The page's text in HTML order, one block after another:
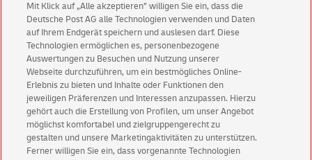
Umschläge möglich und dürfen bis zum Format DIN B4
groß sein. Höhe des Briefumschlages darf jedoch 2 cm
nicht überschreiten.
Mit demMaxibrief versenden Sie die Briefe bis 1.000
g. Hier gelten gleiche Briefumschlagbestimmungen
wie beim Großbrief. Maximale Höhe des
Briefumschlages darf 5 cm betragen.
Falls Sie jedoch noch ältere Briefmarke haben, deren
Wert den heutigen Frankierbestimmungen nicht
Abonnieren Sie unseren Newsletter
Immer informiert über exklusive Angebote und
Aktionen - jetzt mit Vorteil
Privatkundensichern sich einen5 € Gutschein
für POSTSCAN!
Geschäftskundenerhalten einen5 € Gutschein
für Briefmarke individuell!
Mit Klick auf „Alle akzeptieren” willigen Sie ein, dass die
Deutsche Post AG alle Technologien verwenden und Daten
auf Ihrem Endgerät speichern und auslesen darf. Diese
Technologien ermöglichen es, personenbezogene
Auswertungen zu Besuchen und Nutzung unserer
Webseite durchzuführen, um ein bestmögliches Online-
Erlebnis zu bieten und Inhalte oder Funktionen den
jeweiligen Präferenzen und Interessen anzupassen. Hierzu
gehört auch die Erstellung von Profilen, um unser Angebot
möglichst komfortabel und zielgruppengerecht zu
gestalten und unsere Marketingaktivitäten zu unterstützen.
Ferner willigen Sie ein, dass vorgenannte Technologien